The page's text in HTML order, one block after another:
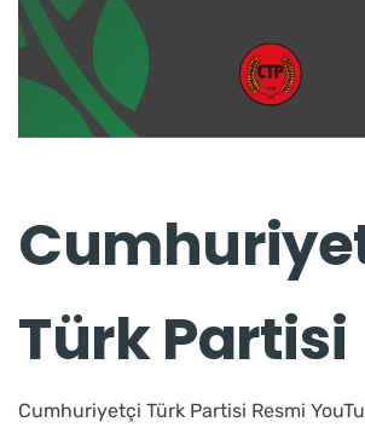
Türk Partisi
Cumhuriyetçi Türk Partisi Resmi